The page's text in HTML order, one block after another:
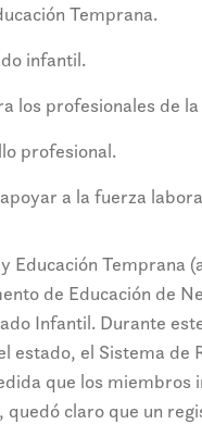
Temprana.
infantil.
los profesionales de
profesional.
a la fuerza
Educación Temprana
de Educación de
Infantil. Durante
estado, el Sistema de
que los miembros
claro que un